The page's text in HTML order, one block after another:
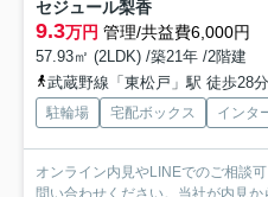
セジュール梨香
9.3万円 管理/共益費6,000円
57.93㎡ (2LDK) /築21年 /2階建
武蔵野線「東松戸」駅 徒歩28分
駐輪場 宅配ボックス インタ
オンライン内見やLINEでのご相談
問い合わせください。当社が内見